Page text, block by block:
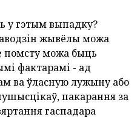
у гэтым выпадку?
жывёлы можа
помсту можа быць
фактарамі - ад
ва ўласную лужыну або
пакарання за
гаспадара